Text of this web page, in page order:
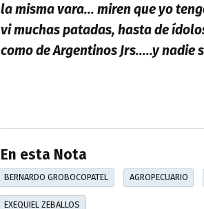
la misma vara... miren que yo
vi muchas patadas, hasta de
como de Argentinos Jrs.....y
En esta Nota
BERNARDO GROBOCOPATEL AGROPECUARIO
EXEQUIEL ZEBALLOS